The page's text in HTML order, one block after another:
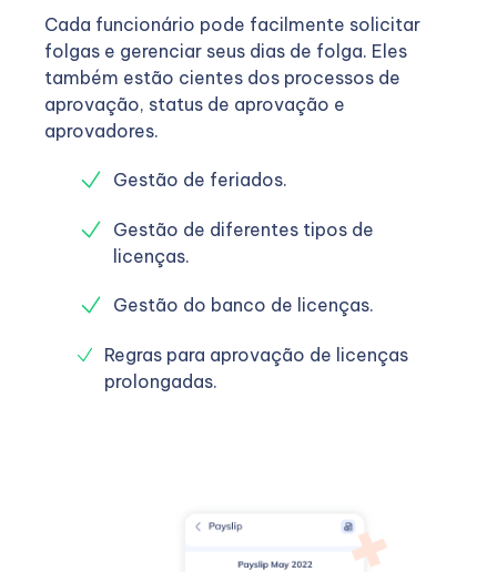
Cada funcionário pode facilmente solicitar
folgas e gerenciar seus dias de folga. Eles
também estão cientes dos processos de
aprovação, status de aprovação e
aprovadores.
Gestão de feriados.
Gestão de diferentes tipos de
licenças.
Gestão do banco de licenças.
Regras para aprovação de licenças
prolongadas.